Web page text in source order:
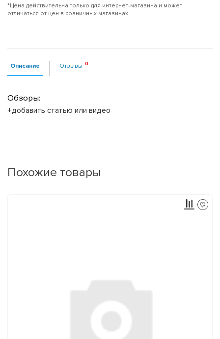
*Цена действительна только для интернет-магазина и может
отличаться от цен в розничных магазинах
Описание Отзывы
Обзоры:
+добавить статью или видео
Похожие товары